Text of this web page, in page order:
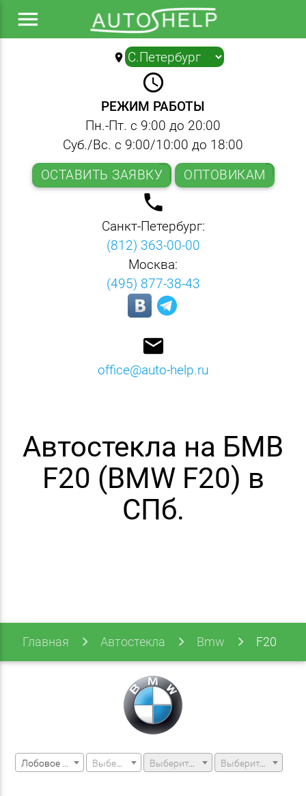
menu
location_on ▼
query_builder
РЕЖИМ РАБОТЫ
Пн.-Пт. с 9:00 до 20:00
Суб./Вс. с 9:00/10:00 до 18:00
ОСТАВИТЬ ЗАЯВКУ
ОПТОВИКАМ
local_phone
Санкт-Петербург:
(812) 363-00-00
Москва:
(495) 877-38-43
email
office@auto-help.ru
Автостекла на БМВ
F20 (BMW F20) в
СПб.
Главная Автостекла Bmw F20
Выберите модель машины Выберите модификацию